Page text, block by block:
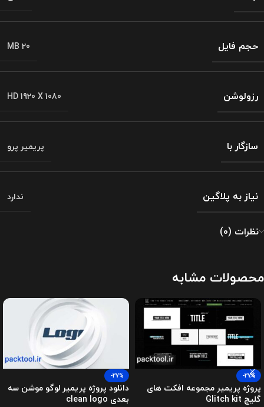
حجم فایل MB 20
رزولوشن HD 1920 X 1080
سازگار با پریمیر پرو
نیاز به پلاگین ندارد
نظرات (0)
محصولات مشابه
-27%
پروژه پریمیر مجموعه افکت های
گلیچ Glitch kit
-27%
دانلود پروژه پریمیر لوگو موشن سه
بعدی clean logo